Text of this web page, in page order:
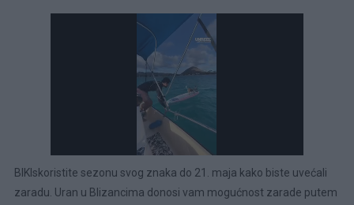
BIKIskoristite sezonu svog znaka do 21. maja kako biste uvećali
zaradu. Uran u Blizancima donosi vam mogućnost zarade putem